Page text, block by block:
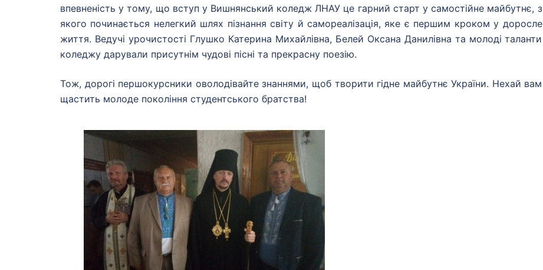
впевненість у тому, що вступ у Вишнянський коледж ЛНАУ це гарний старт у самостійне майбутнє, з
якого починається нелегкий шлях пізнання світу й самореалізація, яке є першим кроком у доросле
життя. Ведучі урочистості Глушко Катерина Михайлівна, Белей Оксана Данилівна та молоді таланти
коледжу дарували присутнім чудові пісні та прекрасну поезію.
Тож, дорогі першокурсники оволодівайте знаннями, щоб творити гідне майбутнє України. Нехай вам
щастить молоде покоління студентського братства!